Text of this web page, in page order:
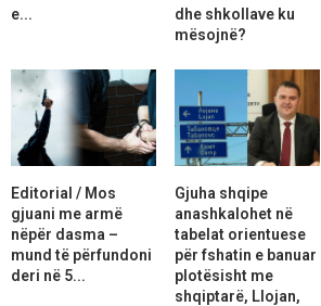
e...
dhe shkollave ku
mësojnë?
Editorial / Mos
gjuani me armë
nëpër dasma –
mund të përfundoni
deri në 5...
Gjuha shqipe
anashkalohet në
tabelat orientuese
për fshatin e banuar
plotësisht me
shqiptarë, Llojan,